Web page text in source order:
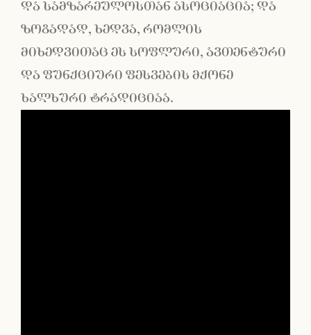
და სამზარეულოსთან ასოციაცია; და
ზოგადად, ხედვა, რომლის
მიხედვითაც ეს სოფლური, ავთენტური
და ფუნქციური ფესვების მქონე
ხალხური ტრადიციაა.